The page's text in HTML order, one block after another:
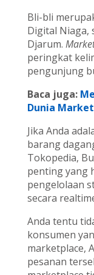
Bli-bli
Digital Niaga,
Djarum.
peringkat
pengunjung
Baca juga:
Dunia
Jika Anda
barang
Tokopedia,
penting yang
pengelolaan
secara
Anda tentu
konsumen
marketplace,
pesanan